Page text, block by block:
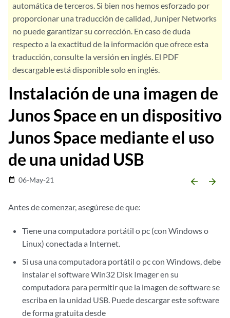
automática de terceros. Si bien nos hemos esforzado por
proporcionar una traducción de calidad, Juniper Networks
no puede garantizar su corrección. En caso de duda
respecto a la exactitud de la información que ofrece esta
traducción, consulte la versión en inglés. El PDF
descargable está disponible solo en inglés.
Instalación de una imagen de
Junos Space en un dispositivo
Junos Space mediante el uso
de una unidad USB
date_range 06-May-21 arrow_backward arrow_forward
Antes de comenzar, asegúrese de que:
Tiene una computadora portátil o pc (con Windows o
Linux) conectada a Internet.
Si usa una computadora portátil o pc con Windows, debe
instalar el software Win32 Disk Imager en su
computadora para permitir que la imagen de software se
escriba en la unidad USB. Puede descargar este software
de forma gratuita desde